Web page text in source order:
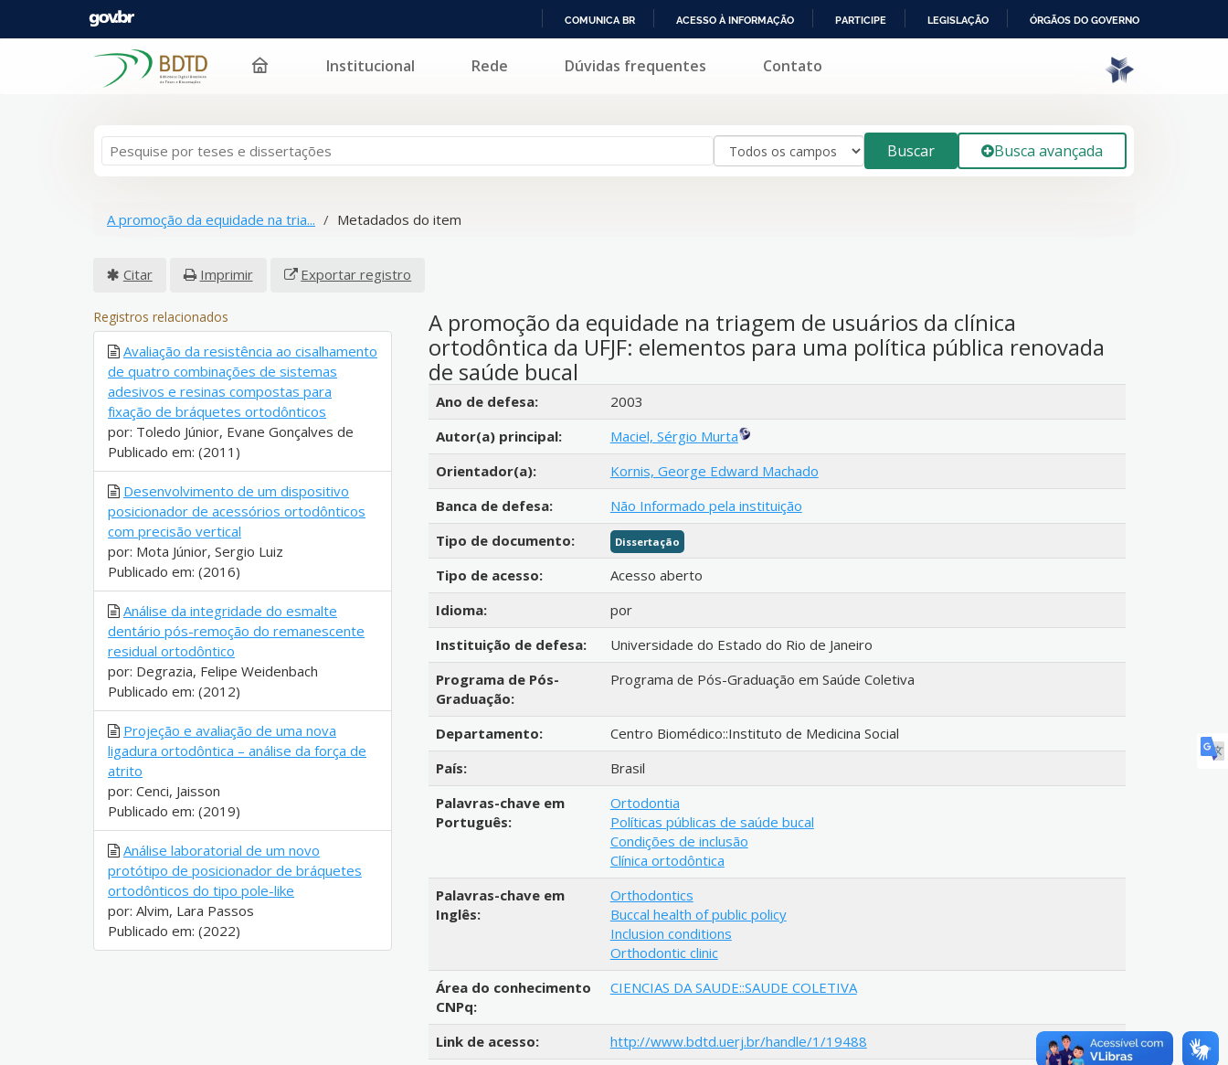
PARA
COMUNICA BR ACESSO À INFORMAÇÃO PARTICIPE LEGISLAÇÃO ÓRGÃOS DO GOVERNO
Pular para o conteúdo Institucional Rede Dúvidas frequentes Contato
Buscar Busca avançada
A promoção da equidade na tria... Metadados do item
Citar Imprimir Exportar registro
A promoção da equidade na triagem de usuários da clínica
ortodôntica da UFJF: elementos para uma política pública renovada
de saúde bucal
Detalhes bibliográficos
Ano de defesa:
2003
Autor(a) principal:
Maciel, Sérgio Murta
Orientador(a):
Kornis, George Edward Machado
Banca de defesa:
Não Informado pela instituição
Tipo de documento:
Dissertação
Tipo de acesso:
Acesso aberto
Idioma:
por
Instituição de defesa:
Universidade do Estado do Rio de Janeiro
Programa de Pós-
Graduação:
Programa de Pós-Graduação em Saúde Coletiva
Departamento:
Centro Biomédico::Instituto de Medicina Social
País:
Brasil
Palavras-chave em
Português:
Ortodontia
Políticas públicas de saúde bucal
Condições de inclusão
Clínica ortodôntica
Palavras-chave em
Inglês:
Orthodontics
Buccal health of public policy
Inclusion conditions
Orthodontic clinic
Área do conhecimento
CNPq:
CIENCIAS DA SAUDE::SAUDE COLETIVA
Link de acesso:
http://www.bdtd.uerj.br/handle/1/19488
Registros relacionados
Avaliação da resistência ao cisalhamento
de quatro combinações de sistemas
adesivos e resinas compostas para
fixação de bráquetes ortodônticos
por: Toledo Júnior, Evane Gonçalves de
Publicado em: (2011)
Desenvolvimento de um dispositivo
posicionador de acessórios ortodônticos
com precisão vertical
por: Mota Júnior, Sergio Luiz
Publicado em: (2016)
Análise da integridade do esmalte
dentário pós-remoção do remanescente
residual ortodôntico
por: Degrazia, Felipe Weidenbach
Publicado em: (2012)
Projeção e avaliação de uma nova
ligadura ortodôntica – análise da força de
atrito
por: Cenci, Jaisson
Publicado em: (2019)
Análise laboratorial de um novo
protótipo de posicionador de bráquetes
ortodônticos do tipo pole-like
por: Alvim, Lara Passos
Publicado em: (2022)